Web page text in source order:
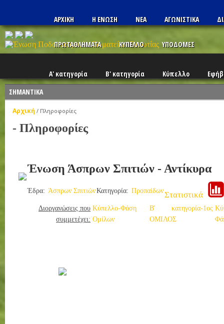
ΑΡΧΙΚΗ Η ΕΝΩΣΗ ΝΕΑ ΑΓΩΝΙΣΤΙΚΑ
ΠΡΩΤΑΘΛΗΜΑΤΑ ΚΥΠΕΛΛΟ ΥΠΟΔΟΜΕΣ
Α' κατηγορία Β' κατηγορία Κύπελλο
ΣΗΜΑΝΤΙΚΑ
Αρχική / Πληροφορίες
- Πληροφορίες
Ένωση Άσπρων Σπιτιών - Αντίκυρα
Έδρα: Άσπρων ΣπιτιώνΚατηγορία: ΠροπαίδωνΣτατιστικά
Διοργανώσεις που
συμμετέχει:
Κύπελλο-Φάση
Ομίλων
Β' κατηγορία-1ος
ΟΜΙΛΟΣ